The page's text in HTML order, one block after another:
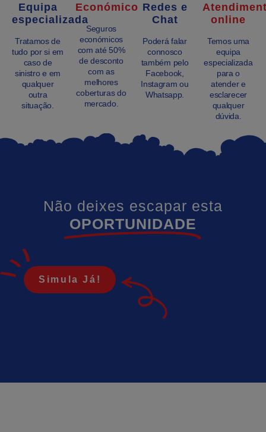
Equipa
especializada
Tratamos de
tudo por si em
caso de
sinistro e em
qualquer
outra
situação.
Económico
Seguros
económicos
com até 50%
de desconto
com as
melhores
coberturas do
mercado.
Redes e
Chat
Poderá falar
connosco
também pelo
Facebook,
Instagram ou
Whatsapp.
online
Temos uma
equipa
especializada
para o
atender e
esclarecer
qualquer
dúvida.
Não deixes escapar esta
OPORTUNIDADE
Simula Já!